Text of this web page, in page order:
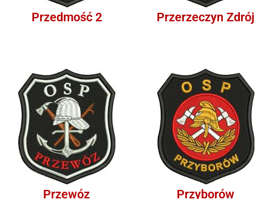
Przedmość 2 Przerzeczyn Zdrój
Przewóz Przyborów